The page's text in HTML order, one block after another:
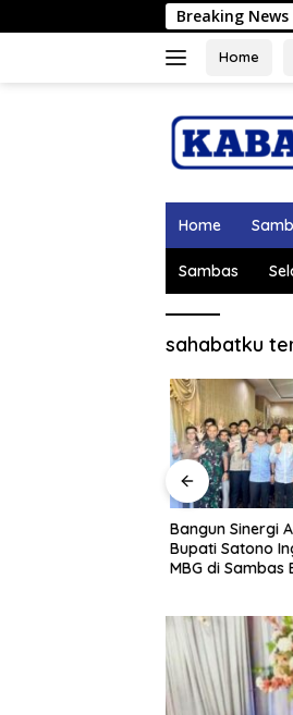
ke
Breaking News
Home
Home
Sambas
sahabatku
Bangun Sinergi
Bupati Satono
MBG di Sambas